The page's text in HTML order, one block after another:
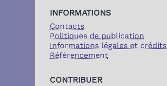
INFORMATIONS
Contacts
Politiques de publication
Informations légales et crédits
Référencement
CONTRIBUER